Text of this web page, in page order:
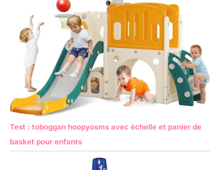
Test : toboggan hoopyosms avec échelle et panier de
basket pour enfants